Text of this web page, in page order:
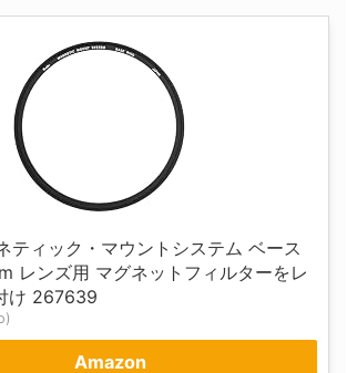
ティック・マウントシステム ベース
レンズ用 マグネットフィルターをレ
け 267639
Amazon